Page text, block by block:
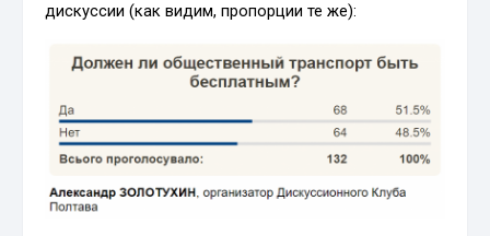
дискуссии (как видим, пропорции те же):